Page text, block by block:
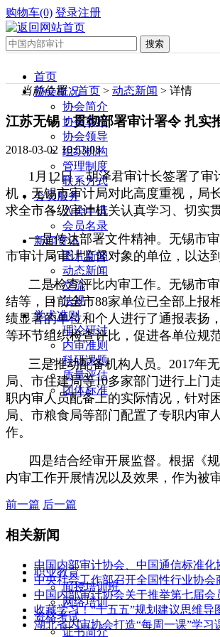
购物车(0) 登录注册
首页
协会概况
协会简介
协会章程
协会领导
组织机构
管理制度
联系方式
会员服务
入会申请
会员名录
新闻资讯
图片新闻
动态新闻
交流
法规
学术准则
理论研讨
内审准则
科研课题
质量评估
团体标准
职业教育
面授培训班
网络培训
资格考试
证书简介
当前位置：首页 > 动态新闻 > 详情
江苏无锡：贯彻部署审计署令 扎实
2018-03-02 10:53:08
1月12日，胡泽君审计长签署了
机，无锡市审计局对此高度重视，局
求全市各级审计机关认真学习、切实
一是传达部署文件精神。无锡市
市审计局审计监督对象的单位，以达
二是检查评比内审工作。无锡市
结等，目前全市88家单位已全部上报
绩显著的单位和个人进行了通报表扬
等环节组织检查评比，促进各单位规
三是推动配备机构人员。2017年
局、市住建局等10多家部门进行上门
职内审人员配备上的实际情况，针对
局、市粮食局等部门配置了专职内审
作。
四是结合经审开展监督。根据《
内审工作开展情况以及效果，作为被
前一篇 后一篇
相关新闻
中国内部审计协会、中国通信标准化
中央社会工作部召开全国性行业协
中国内部审计协会关于推举第七届会
收藏学习！“十五五”规划建议思维导
湖北省内审协会打造“每周一课”学习